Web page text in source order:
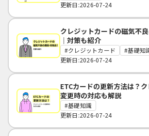
更新日:2026-07-24
クレジットカードの磁気不
｜対策も紹介
クレジットカード
基礎知
更新日:2026-07-24
ETCカードの更新方法は？
変更時の対応も解説
基礎知識
更新日:2026-07-24